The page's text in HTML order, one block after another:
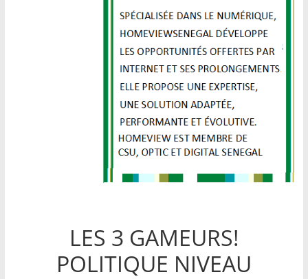
LES 3 GAMEURS!
POLITIQUE NIVEAU